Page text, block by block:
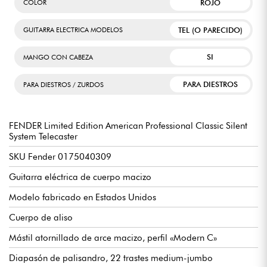
COLOR ROJO
GUITARRA ELECTRICA MODELOS TEL (O PARECIDO)
MANGO CON CABEZA SI
PARA DIESTROS / ZURDOS PARA DIESTROS
FENDER Limited Edition American Professional Classic Silent
System Telecaster
SKU Fender 0175040309
Guitarra eléctrica de cuerpo macizo
Modelo fabricado en Estados Unidos
Cuerpo de aliso
Mástil atornillado de arce macizo, perfil «Modern C»
Diapasón de palisandro, 22 trastes medium-jumbo